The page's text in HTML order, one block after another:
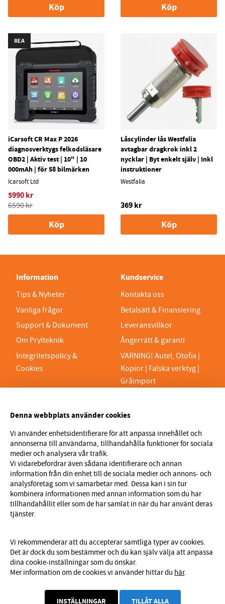
Köp Köp
REA
iCarsoft CR Max P 2026
diagnosverktygs felkodsläsare
OBD2 | Aktiv test | 10" | 10
000mAh | för 58 bilmärken
Icarsoft Ltd
5990 kr
6590 kr
Köp
Låscylinder lås Westfalia
avtagbar dragkrok inkl 2
nycklar | Byt enkelt själv | Inkl
instruktioner
Westfalia
369 kr
Köp
Information
Tips & Nyheter
Vanliga frågor
Support & Dokument
Om Prylteknik
Integritetspolicy &
Cookies
Kundservice
Kontakta oss
Betalsätt & Finansiering
Leveransvillkor
Ångerrätt & garanti
VARNING! Autel, Otofix |
Kopior | Falska verktyg |
Gråimport
Org.nr 559329-1189
VAT SE559329118901
info@prylteknik.se
0321777170
Nyhetsbrev
I vårt nyhetsbrev får du ta del av nyheter och
erbjudanden före alla andra. Registrera dig här nedan.
Skicka
Denna webbplats använder cookies
Vi använder enhetsidentifierare för att anpassa innehållet och
annonserna till användarna, tillhandahålla funktioner för sociala
medier och analysera vår trafik.
Vi vidarebefordrar även sådana identifierare och annan
information från din enhet till de sociala medier och annons- och
analysföretag som vi samarbetar med. Dessa kan i sin tur
kombinera informationen med annan information som du har
tillhandahållit eller som de har samlat in när du har använt deras
tjänster.
Vi rekommenderar att du accepterar samtliga typer av cookies.
Det är dock du som bestämmer och du kan själv välja att anpassa
dina cookie-inställningar som du önskar.
Mer information om de cookies vi använder hittar du här.
INSTÄLLNINGAR TILLÅT ALLA